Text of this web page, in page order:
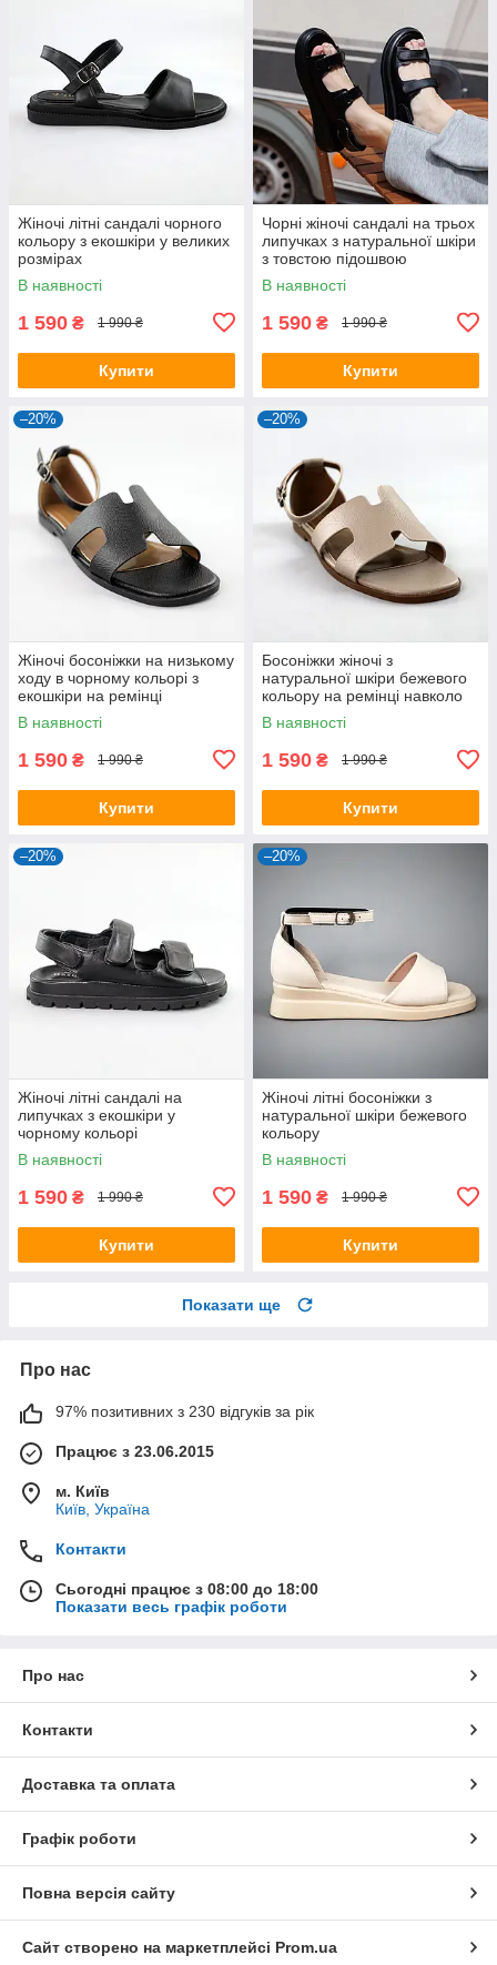
Жіночі літні сандалі чорного
кольору з екошкіри у великих
розмірах
В наявності
1 590 ₴ 1 990 ₴
Купити
Чорні жіночі сандалі на трьох
липучках з натуральної шкіри
з товстою підошвою
В наявності
1 590 ₴ 1 990 ₴
Купити
–20%
Жіночі босоніжки на низькому
ходу в чорному кольорі з
екошкіри на ремінці
В наявності
1 590 ₴ 1 990 ₴
Купити
–20%
Босоніжки жіночі з
натуральної шкіри бежевого
кольору на ремінці навколо
ноги
В наявності
1 590 ₴ 1 990 ₴
Купити
–20%
Жіночі літні сандалі на
липучках з екошкіри у
чорному кольорі
В наявності
1 590 ₴ 1 990 ₴
Купити
–20%
Жіночі літні босоніжки з
натуральної шкіри бежевого
кольору
В наявності
1 590 ₴ 1 990 ₴
Купити
Показати ще
Про нас
97% позитивних з 230 відгуків за рік
Працює з 23.06.2015
м. Київ
Київ, Україна
Контакти
Сьогодні працює з 08:00 до 18:00
Показати весь графік роботи
Про нас
Контакти
Доставка та оплата
Графік роботи
Повна версія сайту
Сайт створено на маркетплейсі Prom.ua